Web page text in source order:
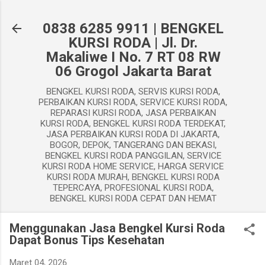
0838 6285 9911 | BENGKEL
KURSI RODA | Jl. Dr.
Makaliwe I No. 7 RT 08 RW
06 Grogol Jakarta Barat
BENGKEL KURSI RODA, SERVIS KURSI RODA,
PERBAIKAN KURSI RODA, SERVICE KURSI RODA,
REPARASI KURSI RODA, JASA PERBAIKAN
KURSI RODA, BENGKEL KURSI RODA TERDEKAT,
JASA PERBAIKAN KURSI RODA DI JAKARTA,
BOGOR, DEPOK, TANGERANG DAN BEKASI,
BENGKEL KURSI RODA PANGGILAN, SERVICE
KURSI RODA HOME SERVICE, HARGA SERVICE
KURSI RODA MURAH, BENGKEL KURSI RODA
TEPERCAYA, PROFESIONAL KURSI RODA,
BENGKEL KURSI RODA CEPAT DAN HEMAT
Menggunakan Jasa Bengkel Kursi Roda
Dapat Bonus Tips Kesehatan
Maret 04, 2026